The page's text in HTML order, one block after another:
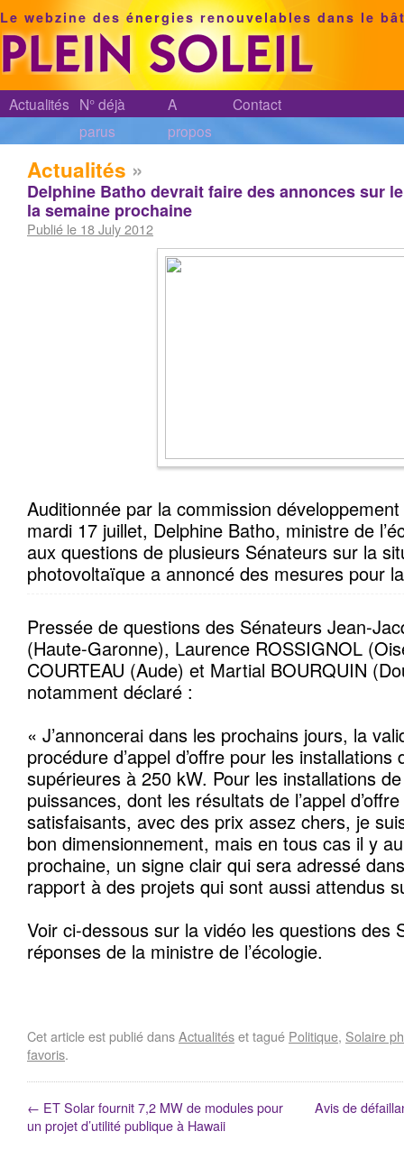
Le webzine des énergies renouvelables dans le
Actualités N° déjà
parus
A
propos
Contact
Actualités »
Delphine Batho devrait faire des annonces sur
la semaine prochaine
Publié le 18 July 2012
Auditionnée par la commission
mardi 17 juillet, Delphine Batho, ministre de
aux questions de plusieurs Sénateurs sur la
photovoltaïque a annoncé des mesures pour
Pressée de questions des Sénateurs Jean-
(Haute-Garonne), Laurence ROSSIGNOL
COURTEAU (Aude) et Martial BOURQUIN
notamment déclaré :
« J’annoncerai dans les prochains jours, la
procédure d’appel d’offre pour les
supérieures à 250 kW. Pour les installations
puissances, dont les résultats de l’appel
satisfaisants, avec des prix assez chers, je
bon dimensionnement, mais en tous cas il y
prochaine, un signe clair qui sera adressé
rapport à des projets qui sont aussi attendus
Voir ci-dessous sur la vidéo les questions des
réponses de la ministre de l’écologie.
Cet article est publié dansActualitéset tagué Politique, Solaire
favoris.
← ET Solar fournit 7,2 MW de modules pour
un projet d’utilité publique à Hawaii
Avis de